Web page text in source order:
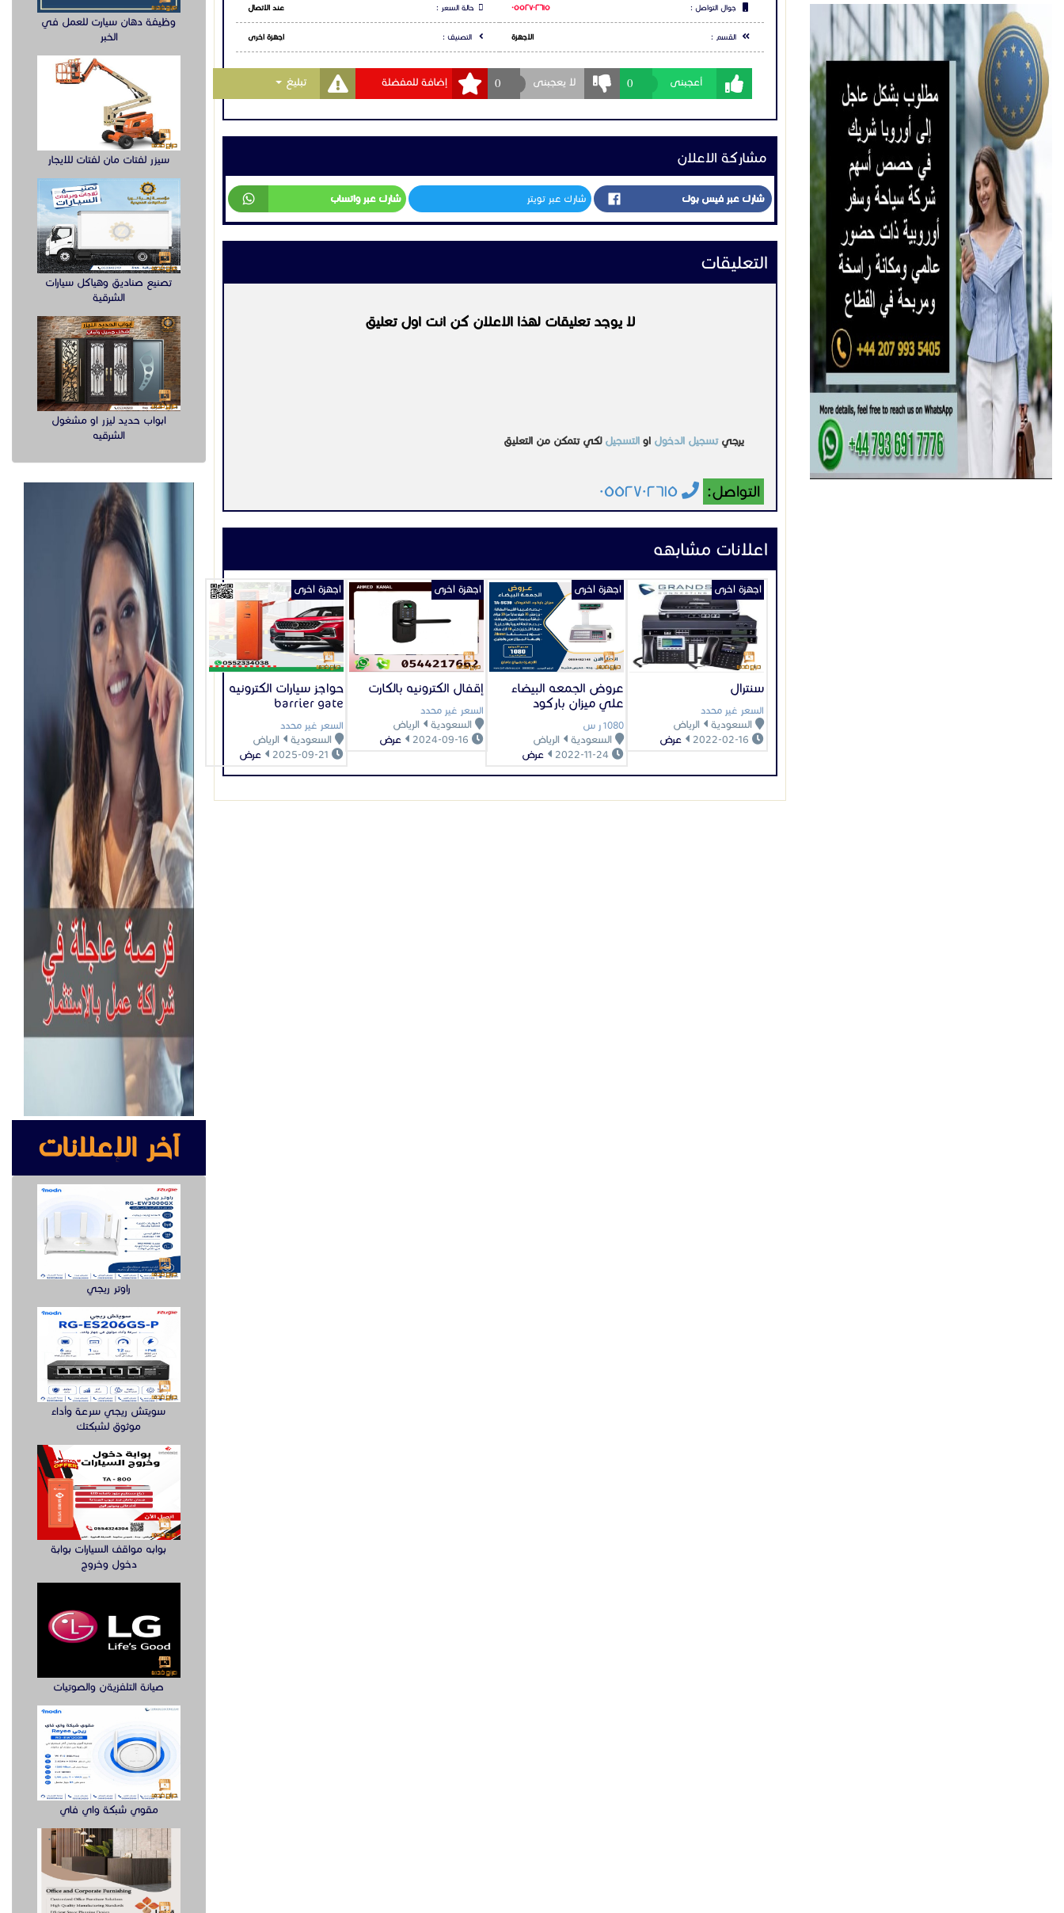
جوال التواصل : ٠٥٥٢٧٠٢٦١٥ حالة السعر : عند الاتصال
القسم : الاجهزة التصنيف : اجهزة اخرى
أعجبنى 0 لا يعجبنى 0 إضافة للمفضلة تبليغ Toggle Dropdown
مشاركة الاعلان
شارك عبر فيس بوك شارك عبر تويتر شارك عبر واتساب
التعليقات
لا يوجد تعليقات لهذا الاعلان كن انت اول تعليق
يرجيتسجيل الدخول او التسجيل لكي تتمكن من التعليق
التواصل: ٠٥٥٢٧٠٢٦١٥
اعلانات مشابهه
سنترال
السعر غير محدد
السعودية
الرياض
عرض
اجهزة اخرى
عروض الجمعه البيضاء
علي ميزان باركود
1080 ر س
السعودية
الرياض
2022-11-24
عرض
اجهزة اخرى
إقفال الكترونيه بالكارت
السعر غير محدد
السعودية
الرياض
2024-09-16
عرض
اجهزة اخرى
حواجز سيارات الكترونيه
barrier gate
السعر غير محدد
السعودية
الرياض
2025-09-21
عرض
اجهزة اخرى
وظيفة دهان سيارت للعمل في
الخبر
سيزر لفتات مان لفتات للايجار
تصنيع صناديق وهياكل سيارات
الشرقية
ابواب حديد ليزر او مشغول
الشرقيه
آخر الإعلانات
راوتر ريجي
سويتش ريجي سرعة وأداء
موثوق لشبكتك
بوابه مواقف السيارات بوابة
دخول وخروج
صيانة التلفزيةن والصوتيات
مقوي شبكة واي فاي